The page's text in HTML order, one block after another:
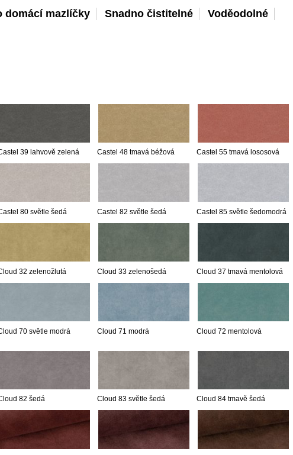
domácí mazlíčky Snadno čistitelné Voděodolné
39 lahvově zelená Castel 48 tmavá béžová Castel 55 tmavá lososová
80 světle šedá Castel 82 světle šedá Castel 85 světle šedomodrá
32 zelenožlutá Cloud 33 zelenošedá Cloud 37 tmavá mentolová
70 světle modrá Cloud 71 modrá Cloud 72 mentolová
82 šedá Cloud 83 světle šedá Cloud 84 tmavě šedá